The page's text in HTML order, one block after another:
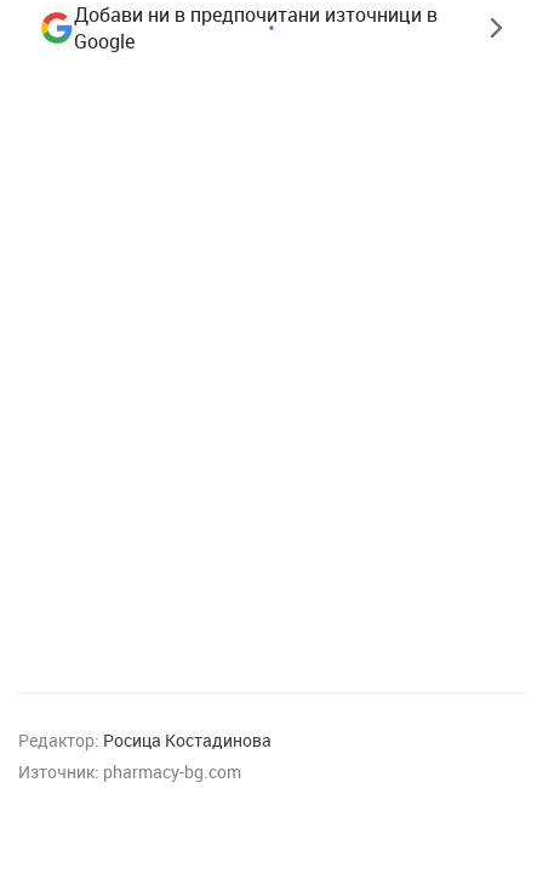
Добави ни в предпочитани източници в
Google
Редактор: Росица Костадинова
Източник: pharmacy-bg.com